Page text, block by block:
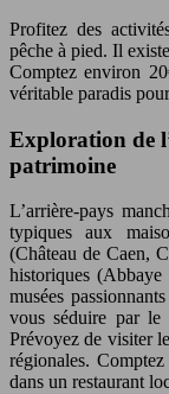
Profitez des
pêche à pied. Il
Comptez environ
véritable paradis
Exploration de
patrimoine
L’arrière-pays
typiques aux
(Château de Caen,
historiques
musées
vous séduire par le
Prévoyez de visiter
régionales.
dans un restaurant